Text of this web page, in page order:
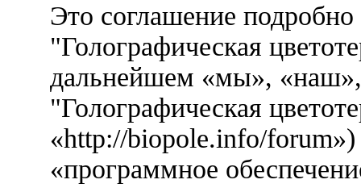
Это соглашение
"Голографическая
дальнейшем «мы»,
"Голографическая
«http://biopole.info/
«программное